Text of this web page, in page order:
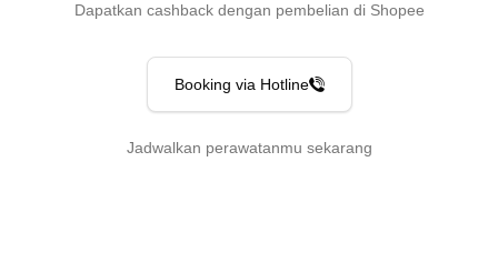
Dapatkan cashback dengan pembelian di Shopee
Booking via Hotline
Jadwalkan perawatanmu sekarang